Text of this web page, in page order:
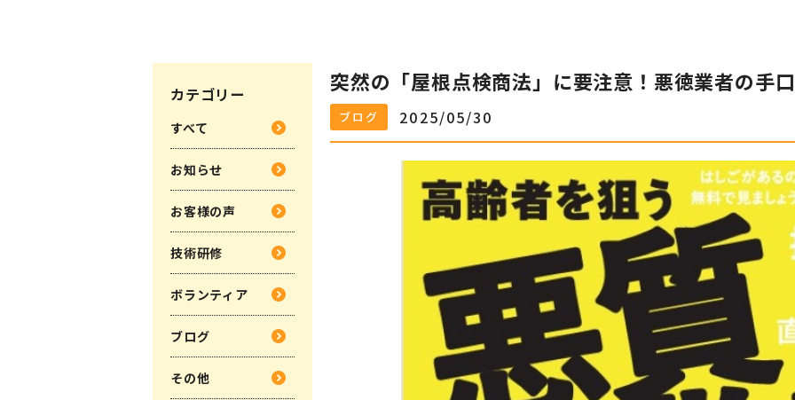
突然の「屋根点検商法」に要注意！悪徳業者の手
ブログ 2025/05/30
カテゴリー
すべて
お知らせ
お客様の声
技術研修
ボランティア
ブログ
その他